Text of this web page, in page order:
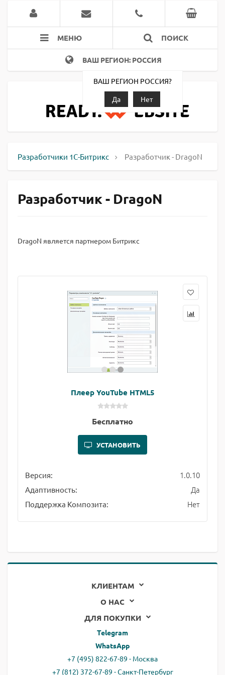
МЕНЮ ПОИСК
ВАШ РЕГИОН: РОССИЯ
ВАШ РЕГИОН РОССИЯ?
Да
Нет
Разработчики 1С-Битрикс Разработчик - DragoN
Разработчик - DragoN
DragoN является партнером Битрикс
Плеер YouTube HTML5
Бесплатно
УСТАНОВИТЬ
Версия: 1.0.10
Адаптивность: Да
Поддержка Композита: Нет
КЛИЕНТАМ
О НАС
ДЛЯ ПОКУПКИ
Telegram
WhatsApp
+7 (495) 822-67-89 - Москва
+7 (812) 372-67-89 - Санкт-Петербург